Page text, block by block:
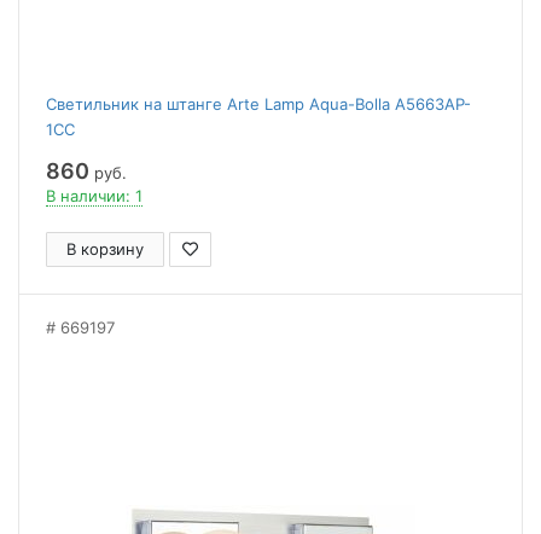
Светильник на штанге Arte Lamp Aqua-Bolla A5663AP-
1CC
860 руб.
В наличии: 1
В корзину
669197